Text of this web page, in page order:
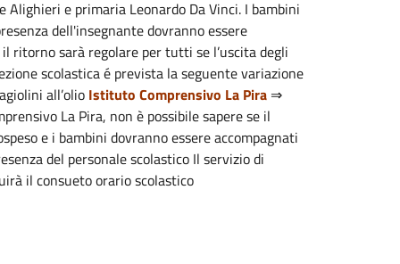
e primaria Leonardo Da Vinci. I bambini
dell'insegnante dovranno essere
ritorno sarà regolare per tutti se l’uscita degli
scolastica é prevista la seguente variazione
all’olio Istituto Comprensivo La Pira⇒
La Pira, non è possibile sapere se il
e i bambini dovranno essere accompagnati
del personale scolastico Il servizio di
il consueto orario scolastico